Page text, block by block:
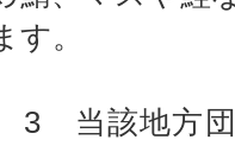
。
3 当該地方